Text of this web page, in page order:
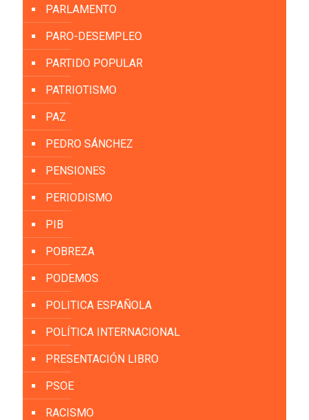
PARLAMENTO
PARO-DESEMPLEO
PARTIDO POPULAR
PATRIOTISMO
PAZ
PEDRO SÁNCHEZ
PENSIONES
PERIODISMO
PIB
POBREZA
PODEMOS
POLITICA ESPAÑOLA
POLÍTICA INTERNACIONAL
PRESENTACIÓN LIBRO
PSOE
RACISMO